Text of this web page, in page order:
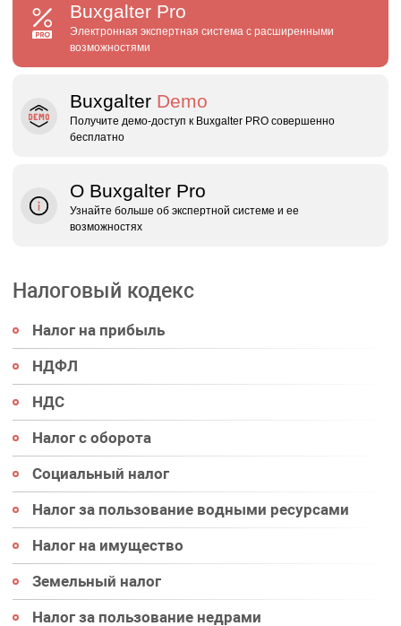
Buxgalter Pro
Электронная экспертная система с расширенными
возможностями
Buxgalter Demo
Получите демо‑доступ к Buxgalter PRO совершенно
бесплатно
О Buxgalter Pro
Узнайте больше об экспертной системе и ее
возможностях
Налоговый кодекс
Налог на прибыль
НДФЛ
НДС
Налог с оборота
Социальный налог
Налог за пользование водными ресурсами
Налог на имущество
Земельный налог
Налог за пользование недрами